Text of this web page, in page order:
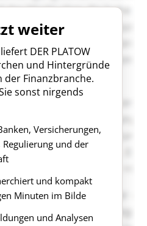
weiter
DER PLATOW
und Hintergründe
der Finanzbranche.
sonst nirgends
Versicherungen,
Regulierung und der
und kompakt
Minuten im Bilde
und Analysen